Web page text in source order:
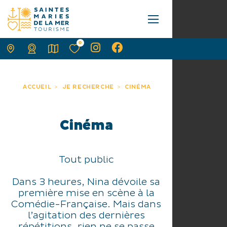
ACCUEIL JE RECHERCHE CINÉMA
Cinéma
Tout public
Dans 3 heures, Nina dévoile sa
première mise en scène à la
Comédie-Française. Mais dans
l’agitation des dernières
0